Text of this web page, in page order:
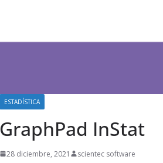
ESTADÍSTICA
GraphPad InStat
28 diciembre, 2021 scientec software